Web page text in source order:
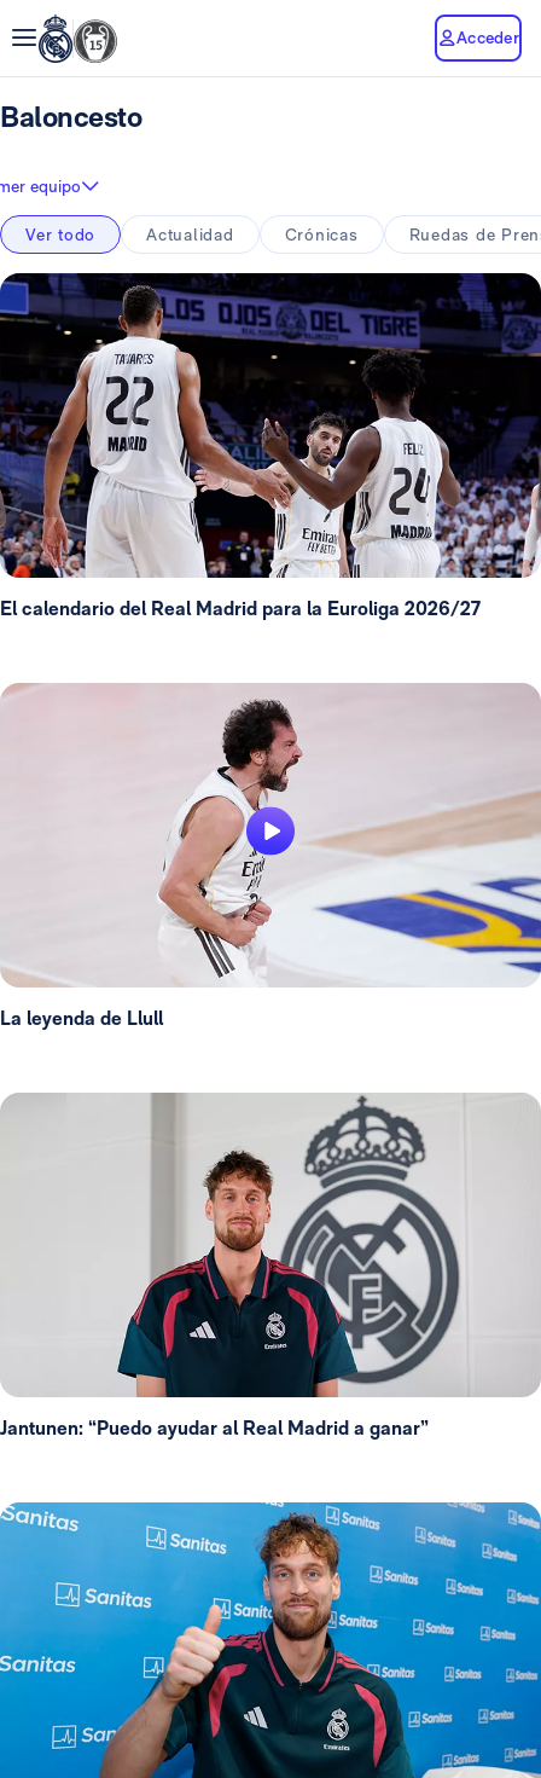
Acceder
Baloncesto
equipo
Ver todo Actualidad Crónicas Ruedas de
El calendario del Real Madrid para la Euroliga 2026/27
La leyenda de Llull
Jantunen: “Puedo ayudar al Real Madrid a ganar”